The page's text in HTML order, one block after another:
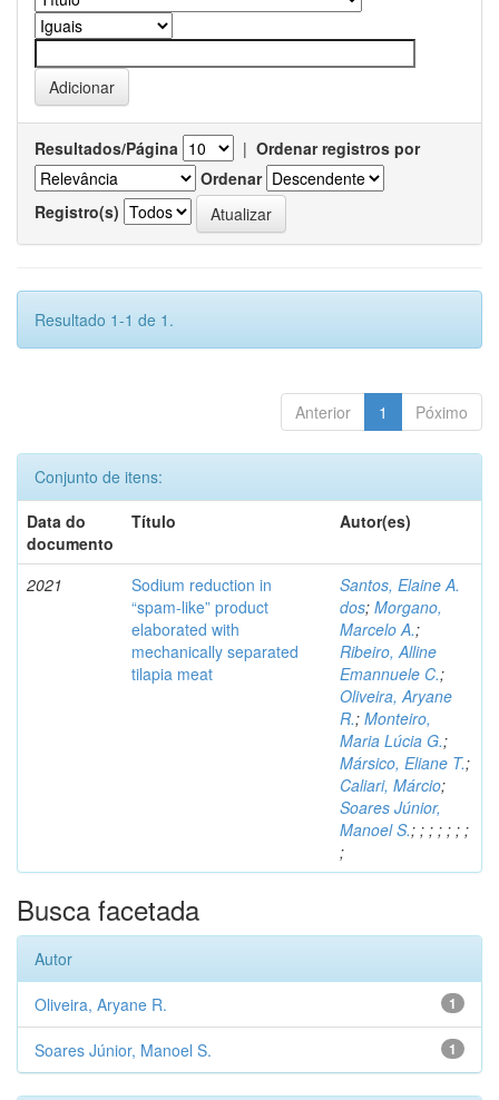
Resultados/Página | Ordenar registros por
Ordenar
Registro(s)
Resultado 1-1 de 1.
Anterior 1 Póximo
Conjunto de itens:
Data do
documento
Título Autor(es)
2021
Sodium reduction in
“spam-like” product
elaborated with
mechanically separated
tilapia meat
Santos, Elaine A.
dos; Morgano,
Marcelo A.;
Ribeiro, Alline
Emannuele C.;
Oliveira, Aryane
R.; Monteiro,
Maria Lúcia G.;
Mársico, Eliane T.;
Caliari, Márcio;
Soares Júnior,
Manoel S.; ; ; ; ; ; ;
;
Busca facetada
Autor
1
Oliveira, Aryane R.
1
Soares Júnior, Manoel S.